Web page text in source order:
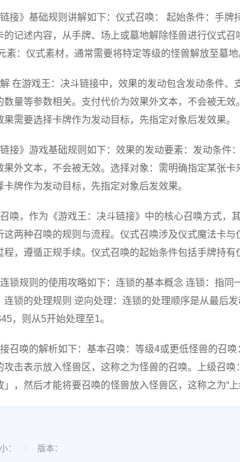
接》基础规则讲解如下：仪式召唤： 起始条件：手牌
的记述内容，从手牌、场上或墓地解除怪兽进行仪式
素：仪式素材，通常需要将特定等级的怪兽解放至墓地
在游戏王：决斗链接中，效果的发动包含发动条件、
数量等参数相关。支付代价为效果外文本，不会被无
需要选择卡牌作为发动目标，先指定对象后发效果。
接》游戏基础规则如下：效果的发动要素：发动条件
果外文本，不会被无效。选择对象：需明确指定某张
牌作为发动目标，先指定对象后发效果。
唤，作为《游戏王：决斗链接》中的核心召唤方式，
这两种召唤的规则与流程。仪式召唤涉及仪式魔法卡
程，遵循正规手续。仪式召唤的起始条件包括手牌持有
锁规则的使用攻略如下：连锁的基本概念 连锁：指同
连锁的处理规则 逆向处理：连锁的处理顺序是从最后
，则从5开始处理至1。
召唤的解析如下：基本召唤：等级4或更低怪兽的召
攻击表示放入怪兽区，这称之为怪兽的召唤。上级召
，然后才能将要召唤的怪兽放入怪兽区，这称之为“上
： 版本：